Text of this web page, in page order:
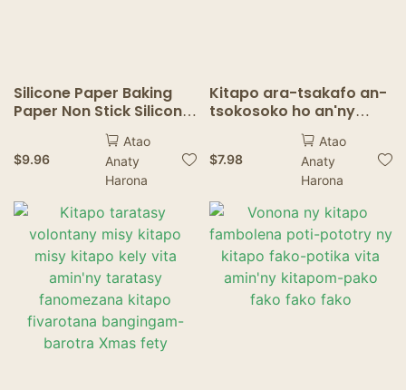
Silicone Paper Baking
Paper Non Stick Silicone
Paper Silicone Paper for
Burger Press Serperate
Cake Baking Freezing
$9.96
Atao
Anaty
Harona
Kitapo ara-tsakafo an-
tsokosoko ho an'ny
baking Sandwich Burger
$7.98
Atao
Anaty
Harona